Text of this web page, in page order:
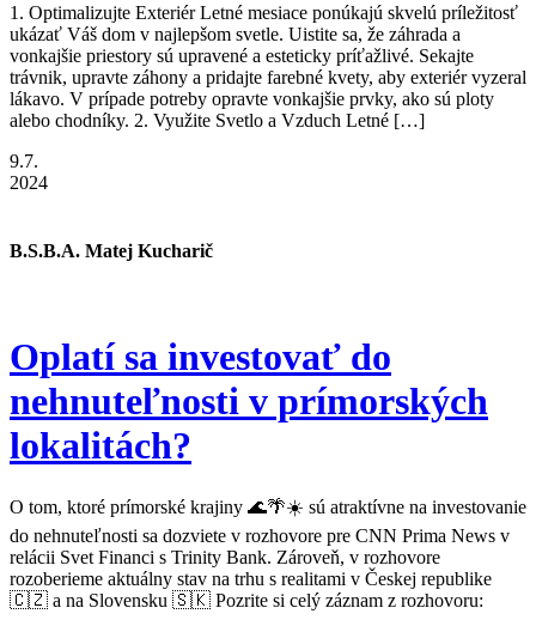
1. Optimalizujte Exteriér Letné mesiace ponúkajú skvelú príležitosť
ukázať Váš dom v najlepšom svetle. Uistite sa, že záhrada a
vonkajšie priestory sú upravené a esteticky príťažlivé. Sekajte
trávnik, upravte záhony a pridajte farebné kvety, aby exteriér vyzeral
lákavo. V prípade potreby opravte vonkajšie prvky, ako sú ploty
alebo chodníky. 2. Využite Svetlo a Vzduch Letné […]
9.7.
2024
B.S.B.A. Matej Kucharič
Oplatí sa investovať do
nehnuteľnosti v prímorských
lokalitách?
O tom, ktoré prímorské krajiny 🌊🌴☀️ sú atraktívne na investovanie
do nehnuteľnosti sa dozviete v rozhovore pre CNN Prima News v
relácii Svet Financi s Trinity Bank. Zároveň, v rozhovore
rozoberieme aktuálny stav na trhu s realitami v Českej republike
🇨🇿 a na Slovensku 🇸🇰 Pozrite si celý záznam z rozhovoru: